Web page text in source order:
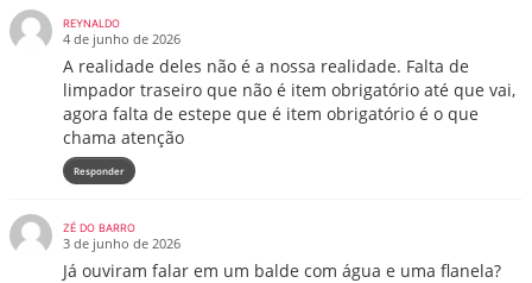
REYNALDO
4 de junho de 2026
A realidade deles não é a nossa realidade. Falta de
limpador traseiro que não é item obrigatório até que vai,
agora falta de estepe que é item obrigatório é o que
chama atenção
Responder
ZÉ DO BARRO
3 de junho de 2026
Já ouviram falar em um balde com água e uma flanela?